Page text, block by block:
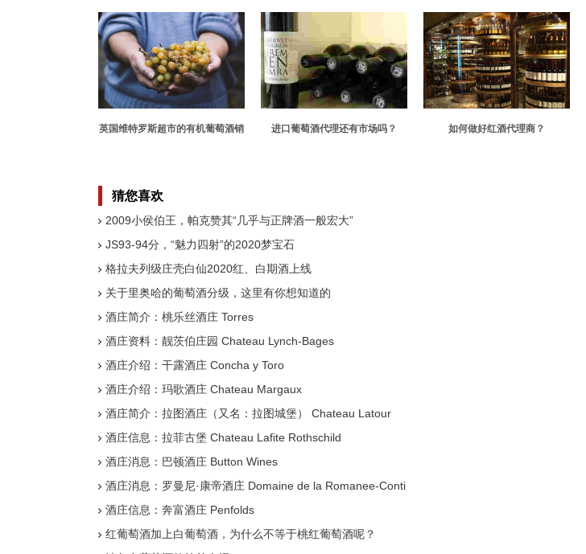
英国维特罗斯超市的有机葡萄酒销
进口葡萄酒代理还有市场吗？ 如何做好红酒代理商？
猜您喜欢
2009小侯伯王，帕克赞其“几乎与正牌酒一般宏大”
JS93-94分，“魅力四射”的2020梦宝石
格拉夫列级庄壳白仙2020红、白期酒上线
关于里奥哈的葡萄酒分级，这里有你想知道的
酒庄简介：桃乐丝酒庄 Torres
酒庄资料：靓茨伯庄园 Chateau Lynch-Bages
酒庄介绍：干露酒庄 Concha y Toro
酒庄介绍：玛歌酒庄 Chateau Margaux
酒庄简介：拉图酒庄（又名：拉图城堡） Chateau Latour
酒庄信息：拉菲古堡 Chateau Lafite Rothschild
酒庄消息：巴顿酒庄 Button Wines
酒庄消息：罗曼尼·康帝酒庄 Domaine de la Romanee-Conti
酒庄信息：奔富酒庄 Penfolds
红葡萄酒加上白葡萄酒，为什么不等于桃红葡萄酒呢？